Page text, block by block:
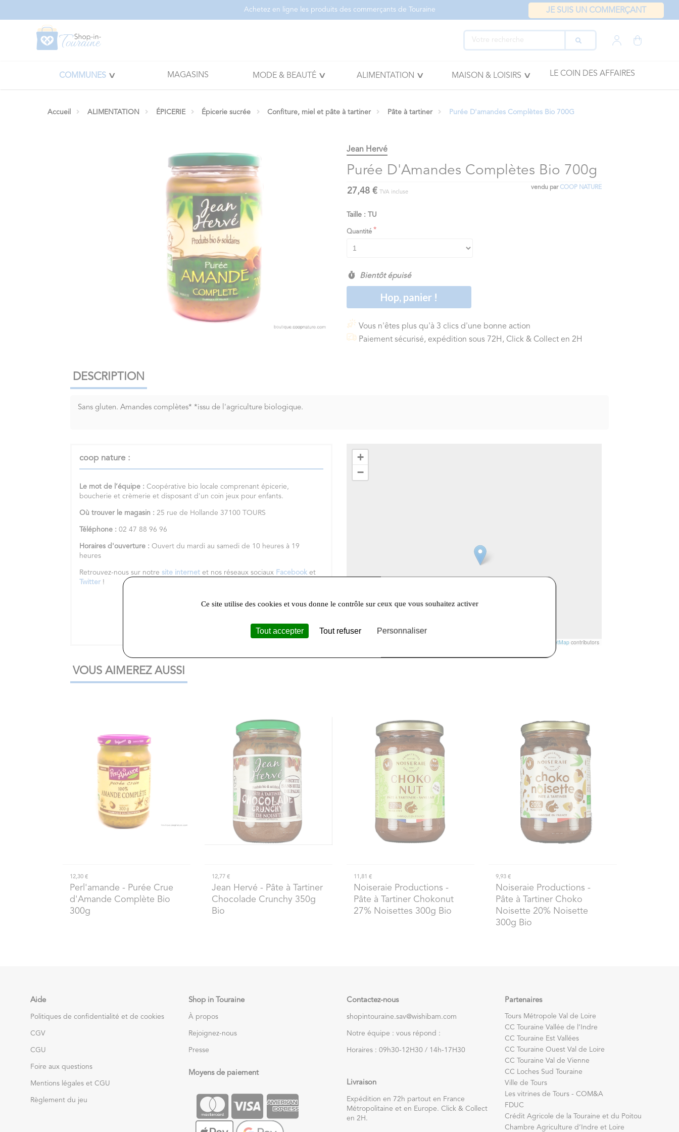
Achetez en ligne les produits des commerçants de Touraine JE SUIS UN COMMERÇANT
COMMUNES MAGASINS MODE & BEAUTÉ ALIMENTATION MAISON & LOISIRS LE COIN DES AFFAIRES
Accueil ALIMENTATION ÉPICERIE Épicerie sucrée Confiture, miel et pâte à tartiner Pâte à tartiner Purée D'amandes Complètes Bio 700G
Jean Hervé
Purée D'Amandes Complètes Bio 700g
vendu parCOOP NATURE
27,48 € TVA incluse
Taille : TU
Quantité
Bientôt épuisé
Hop, panier !
Vous n'êtes plus qu'à 3 clics d'une bonne action
Paiement sécurisé, expédition sous 72H, Click & Collect en 2H
DESCRIPTION
Sans gluten. Amandes complètes* *issu de l'agriculture biologique.
coop nature :
Le mot de l’équipe :Coopérative bio locale comprenant épicerie,
boucherie et crèmerie et disposant d'un coin jeux pour enfants.
Où trouver le magasin :25 rue de Hollande 37100 TOURS
Téléphone :02 47 88 96 96
Horaires d'ouverture :Ouvert du mardi au samedi de 10 heures à 19
heures
Retrouvez-nous sur notresite internet et nos réseaux sociaux Facebook et
Twitter !
+
−
OpenStreetMapcontributors
VOUS AIMEREZ AUSSI
12,30 €
Perl'amande - Purée Crue
d'Amande Complète Bio
300g
12,77 €
Jean Hervé - Pâte à Tartiner
Chocolade Crunchy 350g
Bio
11,81 €
Noiseraie Productions -
Pâte à Tartiner Chokonut
27% Noisettes 300g Bio
9,93 €
Noiseraie Productions -
Pâte à Tartiner Choko
Noisette 20% Noisette
300g Bio
Aide
Politiques de confidentialité et de cookies
CGV
CGU
Foire aux questions
Mentions légales et CGU
Règlement du jeu
Shop in Touraine
À propos
Rejoignez-nous
Presse
Moyens de paiement
Contactez-nous
shopintouraine.sav@wishibam.com
Notre équipe : vous répond :
Horaires : 09h30-12H30 / 14h-17H30
Livraison
Expédition en 72h partout en France
Métropolitaine et en Europe. Click & Collect
en 2H.
Partenaires
Tours Métropole Val de Loire
CC Touraine Vallée de l’Indre
CC Touraine Est Vallées
CC Touraine Ouest Val de Loire
CC Touraine Val de Vienne
CC Loches Sud Touraine
Ville de Tours
Les vitrines de Tours - COM&A
FDUC
Crédit Agricole de la Touraine et du Poitou
Chambre Agriculture d’Indre et Loire
Ce site utilise des cookies et vous donne le contrôle sur ceux que vous souhaitez activer
Tout accepter Tout refuser Personnaliser